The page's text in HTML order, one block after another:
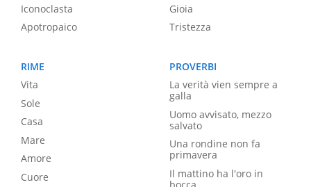
Iconoclasta
Apotropaico
Gioia
Tristezza
RIME
Vita
Sole
Casa
Mare
Amore
Cuore
PROVERBI
La verità vien sempre a
galla
Uomo avvisato, mezzo
salvato
Una rondine non fa
primavera
Il mattino ha l'oro in